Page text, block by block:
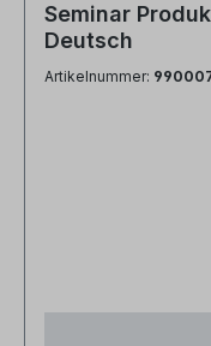
Seminar
Deutsch
Artikelnummer: